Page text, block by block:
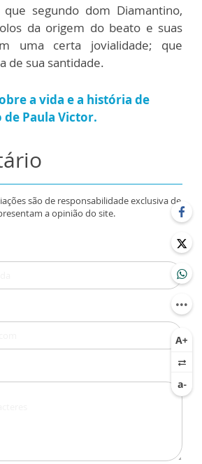
segundo dom Diamantino,
da origem do beato e suas
uma certa jovialidade; que
de sua santidade.
a vida e a história de
de Paula Victor.
são de responsabilidade exclusiva de
a opinião do site.